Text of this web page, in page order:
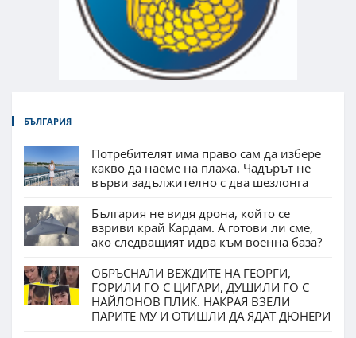
БЪЛГАРИЯ
Потребителят има право сам да избере
какво да наеме на плажа. Чадърът не
върви задължително с два шезлонга
България не видя дрона, който се
взриви край Кардам. А готови ли сме,
ако следващият идва към военна база?
ОБРЪСНАЛИ ВЕЖДИТЕ НА ГЕОРГИ,
ГОРИЛИ ГО С ЦИГАРИ, ДУШИЛИ ГО С
НАЙЛОНОВ ПЛИК. НАКРАЯ ВЗЕЛИ
ПАРИТЕ МУ И ОТИШЛИ ДА ЯДАТ ДЮНЕРИ